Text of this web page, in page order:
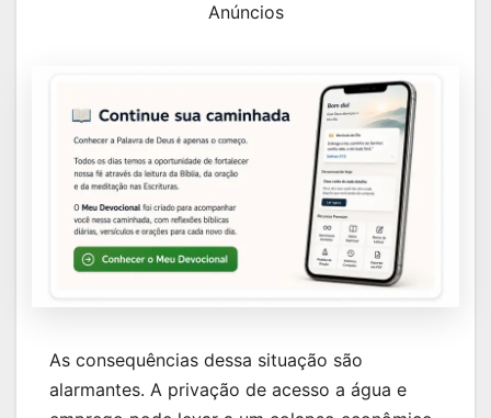
Anúncios
As consequências dessa situação são
alarmantes. A privação de acesso a água e